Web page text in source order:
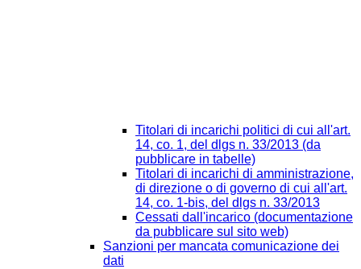
Titolari di incarichi politici di cui all'art.
14, co. 1, del dlgs n. 33/2013 (da
pubblicare in tabelle)
Titolari di incarichi di amministrazione,
di direzione o di governo di cui all'art.
14, co. 1-bis, del dlgs n. 33/2013
Cessati dall'incarico (documentazione
da pubblicare sul sito web)
Sanzioni per mancata comunicazione dei
dati